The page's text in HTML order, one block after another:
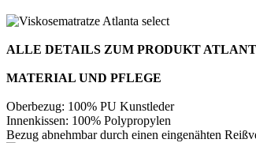
ALLE DETAILS ZUM PRODUKT
MATERIAL UND PFLEGE
Oberbezug: 100% PU Kunstleder
Innenkissen: 100% Polypropylen
Bezug abnehmbar durch einen eingenähten